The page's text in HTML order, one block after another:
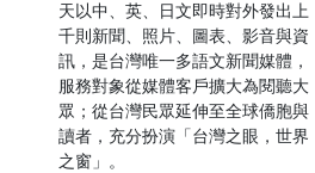
天以中、英、日文即時對外發出上
千則新聞、照片、圖表、影音與資
訊，是台灣唯一多語文新聞媒體，
服務對象從媒體客戶擴大為閱聽大
眾；從台灣民眾延伸至全球僑胞與
讀者，充分扮演「台灣之眼，世界
之窗」。